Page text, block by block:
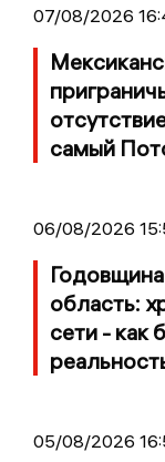
07/08/2026
самый
06/08/2026
область:
сети - как
05/08/2026